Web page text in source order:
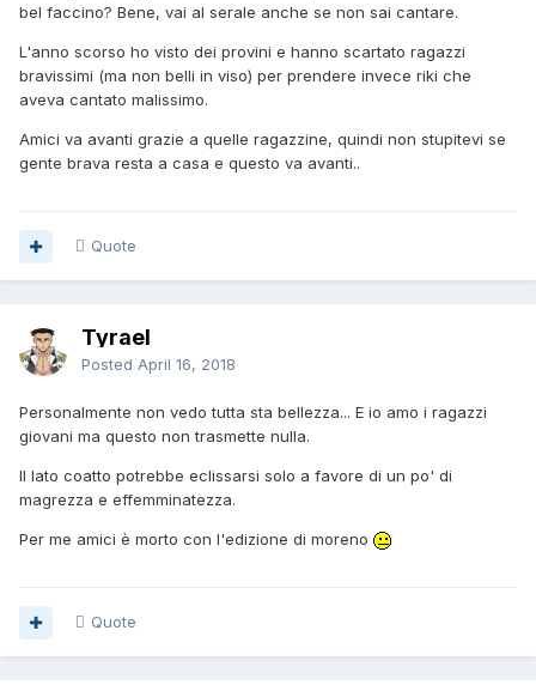
bel faccino? Bene, vai al serale anche se non sai cantare.
L'anno scorso ho visto dei provini e hanno scartato ragazzi
bravissimi (ma non belli in viso) per prendere invece riki che
aveva cantato malissimo.
Amici va avanti grazie a quelle ragazzine, quindi non stupitevi se
gente brava resta a casa e questo va avanti..
Quote
Tyrael
Posted April 16, 2018
Personalmente non vedo tutta sta bellezza... E io amo i ragazzi
giovani ma questo non trasmette nulla.
Il lato coatto potrebbe eclissarsi solo a favore di un po' di
magrezza e effemminatezza.
Per me amici è morto con l'edizione di moreno
Quote